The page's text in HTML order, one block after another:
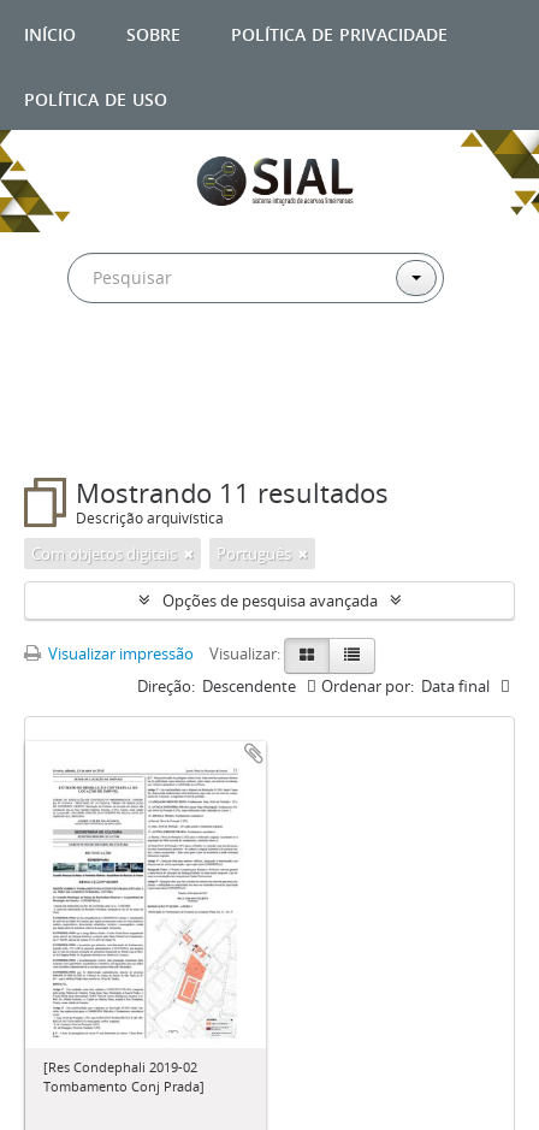
início sobre
política de privacidade
política de uso
Mostrando 11 resultados
Descrição arquivística
Com objetos digitais Português
Opções de pesquisa avançada
Visualizar impressão
Visualizar:
Ordenar por: Data final
Direção: Descendente
[Res Condephali 2019-02
Tombamento Conj Prada]